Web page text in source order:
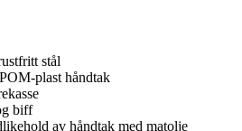
stål
plast håndtak
biff
av håndtak med matolje